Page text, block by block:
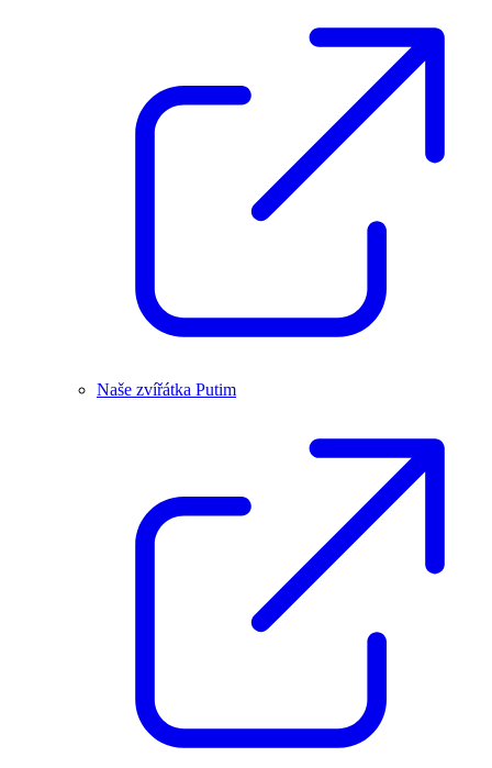
Naše zvířátka Putim